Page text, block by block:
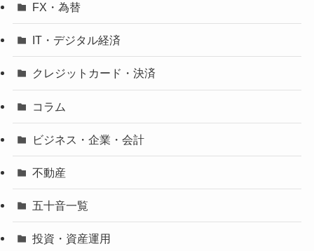
FX・為替
IT・デジタル経済
クレジットカード・決済
コラム
ビジネス・企業・会計
不動産
五十音一覧
投資・資産運用